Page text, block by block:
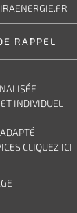
RAPPEL
INDIVIDUEL
CLIQUEZ ICI